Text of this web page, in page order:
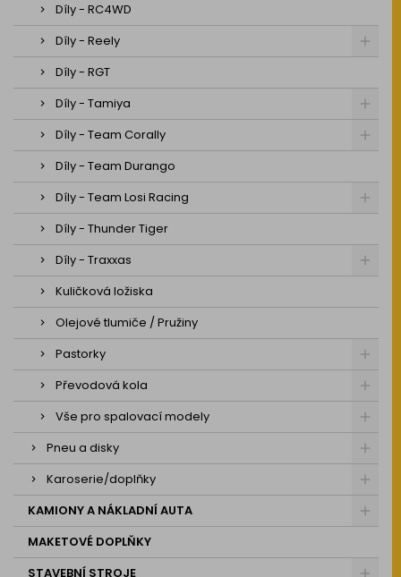
Díly - RC4WD
Díly - Reely
Díly - RGT
Díly - Tamiya
Díly - Team Corally
Díly - Team Durango
Díly - Team Losi Racing
Díly - Thunder Tiger
Díly - Traxxas
Kuličková ložiska
Olejové tlumiče / Pružiny
Pastorky
Převodová kola
Vše pro spalovací modely
Pneu a disky
Karoserie/doplňky
KAMIONY A NÁKLADNÍ AUTA
MAKETOVÉ DOPLŇKY
STAVEBNÍ STROJE